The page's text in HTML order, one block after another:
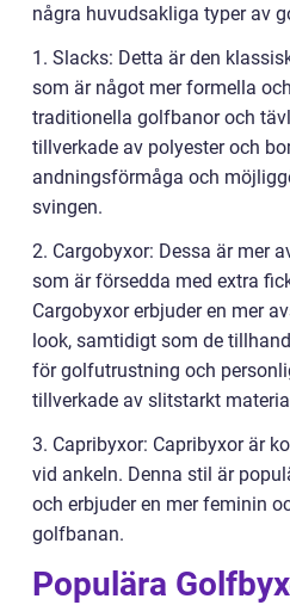
några huvudsakliga typer av
1. Slacks: Detta är den
som är något mer formella
traditionella golfbanor och
tillverkade av polyester och
andningsförmåga och
svingen.
2. Cargobyxor: Dessa är mer
som är försedda med extra
Cargobyxor erbjuder en mer
look, samtidigt som de
för golfutrustning och
tillverkade av slitstarkt
3. Capribyxor: Capribyxor är
vid ankeln. Denna stil är
och erbjuder en mer feminin
golfbanan.
Populära